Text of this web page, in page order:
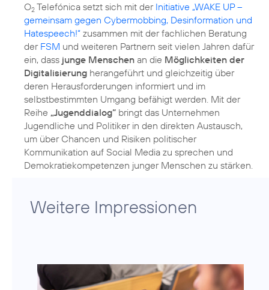
O2 Telefónica setzt sich mit der Initiative „WAKE UP –
gemeinsam gegen Cybermobbing, Desinformation und
Hatespeech!“ zusammen mit der fachlichen Beratung
der FSM und weiteren Partnern seit vielen Jahren dafür
ein, dass junge Menschen an die Möglichkeiten der
Digitalisierung herangeführt und gleichzeitig über
deren Herausforderungen informiert und im
selbstbestimmten Umgang befähigt werden. Mit der
Reihe „Jugenddialog“ bringt das Unternehmen
Jugendliche und Politiker in den direkten Austausch,
um über Chancen und Risiken politischer
Kommunikation auf Social Media zu sprechen und
Demokratiekompetenzen junger Menschen zu stärken.
Weitere Impressionen